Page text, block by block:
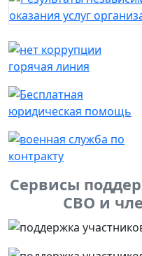
Сервисы
СВО и